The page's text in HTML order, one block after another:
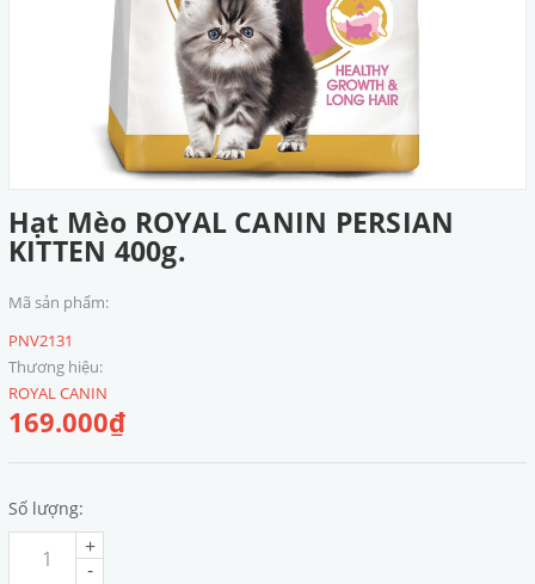
Hạt Mèo ROYAL CANIN PERSIAN
KITTEN 400g.
Mã sản phẩm:
PNV2131
Thương hiệu:
ROYAL CANIN
169.000₫
Số lượng:
-
+